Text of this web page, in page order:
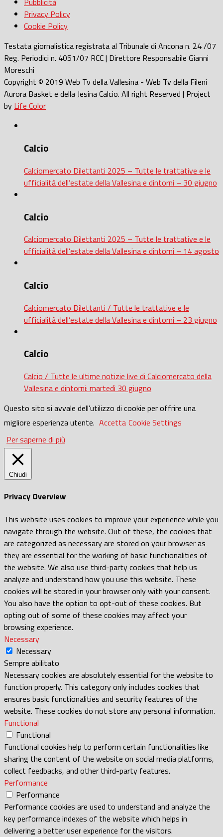
Privacy Policy
Cookie Policy
Testata giornalistica registrata al Tribunale di Ancona n. 24 /07
Reg. Periodici n. 4051/07 RCC | Direttore Responsabile Gianni
Moreschi
Copyright © 2019 Web Tv della Vallesina - Web Tv della Fileni
Aurora Basket e della Jesina Calcio. All right Reserved | Project
by Life Color
Calcio
Calciomercato Dilettanti 2025 – Tutte le trattative e le
ufficialità dell’estate della Vallesina e dintorni – 30 giugno
Calcio
Calciomercato Dilettanti 2025 – Tutte le trattative e le
ufficialità dell’estate della Vallesina e dintorni – 14 agosto
Calcio
Calciomercato Dilettanti / Tutte le trattative e le
ufficialità dell’estate della Vallesina e dintorni – 23 giugno
Calcio
Calcio / Tutte le ultime notizie live di Calciomercato della
Vallesina e dintorni: martedì 30 giugno
Questo sito si avvale dell'utilizzo di cookie per offrire una
migliore esperienza utente. Accetta Cookie Settings
Per saperne di più
Chiudi
Privacy Overview
This website uses cookies to improve your experience while you
navigate through the website. Out of these, the cookies that
are categorized as necessary are stored on your browser as
they are essential for the working of basic functionalities of
the website. We also use third-party cookies that help us
analyze and understand how you use this website. These
cookies will be stored in your browser only with your consent.
You also have the option to opt-out of these cookies. But
opting out of some of these cookies may affect your
browsing experience.
Necessary
Necessary
Sempre abilitato
Necessary cookies are absolutely essential for the website to
function properly. This category only includes cookies that
ensures basic functionalities and security features of the
website. These cookies do not store any personal information.
Functional
Functional
Functional cookies help to perform certain functionalities like
sharing the content of the website on social media platforms,
collect feedbacks, and other third-party features.
Performance
Performance
Performance cookies are used to understand and analyze the
key performance indexes of the website which helps in
delivering a better user experience for the visitors.